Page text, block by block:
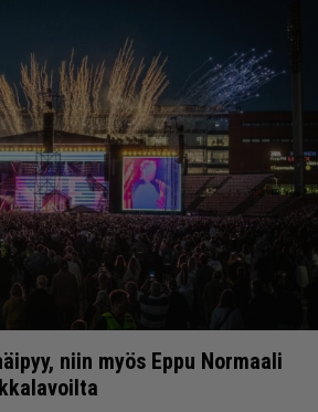
niin myös Eppu Normaali